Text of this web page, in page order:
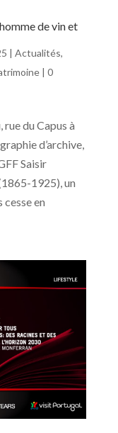
de vin et
| Actualités,
| 0
du Capus à
d’archive,
Saisir
1925), un
en